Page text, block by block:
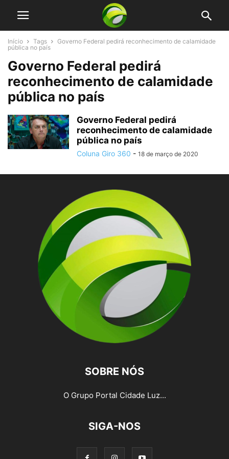
Início Tags
Governo Federal pedirá reconhecimento de calamidade
pública no país
Governo Federal pedirá
reconhecimento de calamidade
pública no país
Governo Federal pedirá
reconhecimento de calamidade
pública no país
Coluna Giro 360 - 18 de março de 2020
SOBRE NÓS
O Grupo Portal Cidade Luz...
SIGA-NOS